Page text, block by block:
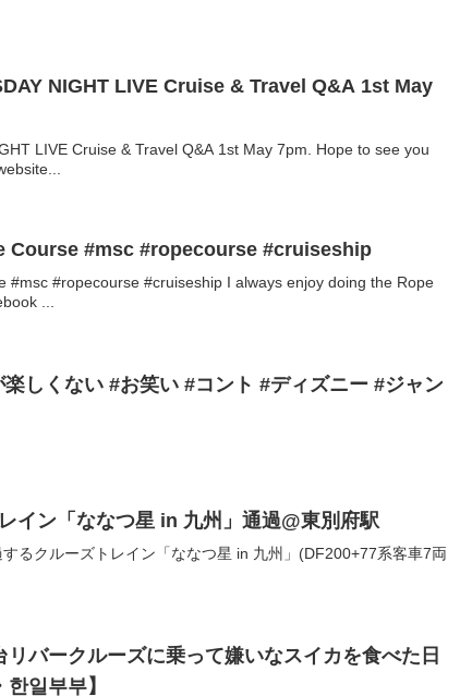
NIGHT LIVE Cruise & Travel Q&A 1st May
LIVE Cruise & Travel Q&A 1st May 7pm. Hope to see you
Course #msc #ropecourse #cruiseship
#msc #ropecourse #cruiseship I always enjoy doing the Rope
...
しくない #お笑い #コント #ディズニー #ジャン
イン「ななつ星 in 九州」通過@東別府駅
るクルーズトレイン「ななつ星 in 九州」(DF200+77系客車7両
バークルーズに乗って嫌いなスイカを食べた日
일부부】